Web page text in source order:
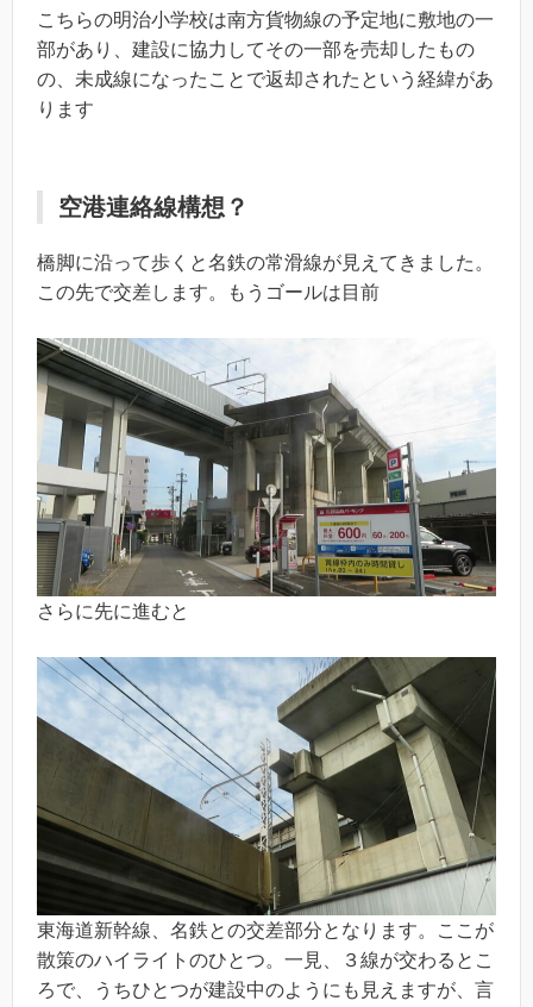
こちらの明治小学校は南方貨物線の予定地に敷地の一
部があり、建設に協力してその一部を売却したもの
の、未成線になったことで返却されたという経緯があ
ります
空港連絡線構想？
橋脚に沿って歩くと名鉄の常滑線が見えてきました。
この先で交差します。もうゴールは目前
さらに先に進むと
東海道新幹線、名鉄との交差部分となります。ここが
散策のハイライトのひとつ。一見、３線が交わるとこ
ろで、うちひとつが建設中のようにも見えますが、言